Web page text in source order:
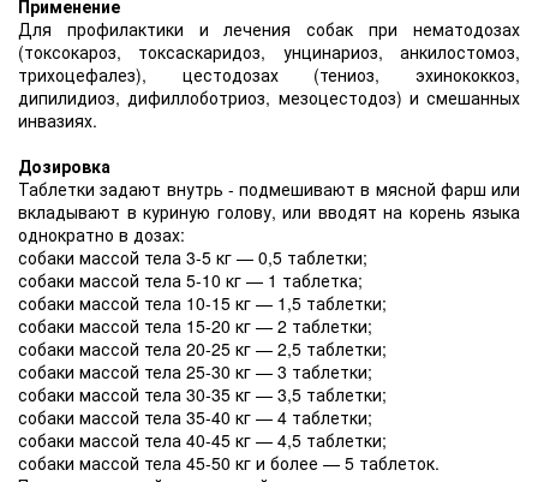
Применение
Для профилактики и лечения собак при нематодозах
(токсокароз, токсаскаридоз, унцинариоз, анкилостомоз,
трихоцефалез), цестодозах (тениоз, эхинококкоз,
дипилидиоз, дифиллоботриоз, мезоцестодоз) и смешанных
инвазиях.
Дозировка
Таблетки задают внутрь - подмешивают в мясной фарш или
вкладывают в куриную голову, или вводят на корень языка
однократно в дозах:
собаки массой тела 3-5 кг — 0,5 таблетки;
собаки массой тела 5-10 кг — 1 таблетка;
собаки массой тела 10-15 кг — 1,5 таблетки;
собаки массой тела 15-20 кг — 2 таблетки;
собаки массой тела 20-25 кг — 2,5 таблетки;
собаки массой тела 25-30 кг — 3 таблетки;
собаки массой тела 30-35 кг — 3,5 таблетки;
собаки массой тела 35-40 кг — 4 таблетки;
собаки массой тела 40-45 кг — 4,5 таблетки;
собаки массой тела 45-50 кг и более — 5 таблеток.